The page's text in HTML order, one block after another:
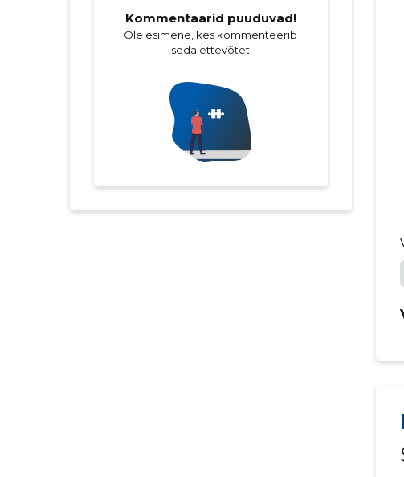
Kommentaarid puuduvad!
Ole esimene, kes kommenteerib
seda ettevõtet